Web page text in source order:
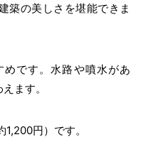
築の美しさを堪能できま
です。水路や噴水があ
ます。
円）です。